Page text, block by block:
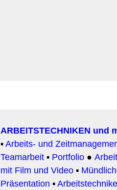
ARBEITSTECHNIKEN und
▪Arbeits- und
Teamarbeit ▪ Portfolio ●
mit Film und Video ▪
Präsentation ▪